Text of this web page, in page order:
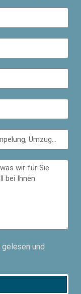
gelesen und